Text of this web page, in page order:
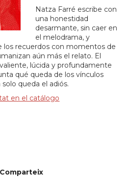
Natza Farré escribe con
una honestidad
desarmante, sin caer en
el melodrama, y
los recuerdos con momentos de
aún más el relato. El
lúcida y profundamente
qué queda de los vínculos
queda el adiós.
en el catálogo
Comparteix